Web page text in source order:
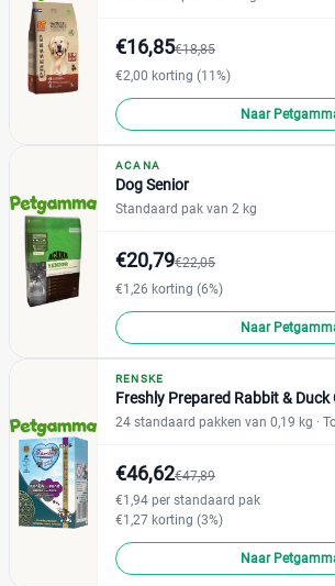
Geen tarwegluten
Glutenvrij
Graanvrij
Hypoallergeen
Hondenras
Beagle
Bichon Frise
Bulldog
Cavlier King Charles
Chihuahua
Cocker
▼ +21 meer
Voedingsbehoefte
€16,85€18,85
€2,00 korting (11%)
Naar
ACANA
Dog Senior
Standaard pak van 2 kg
€20,79€22,05
€1,26 korting (6%)
Naar
RENSKE
Freshly Prepared Rabbit & Duck
24 standaard pakken van 0,19 kg ·
€46,62€47,89
€1,94 per standaard pak
€1,27 korting (3%)
Naar